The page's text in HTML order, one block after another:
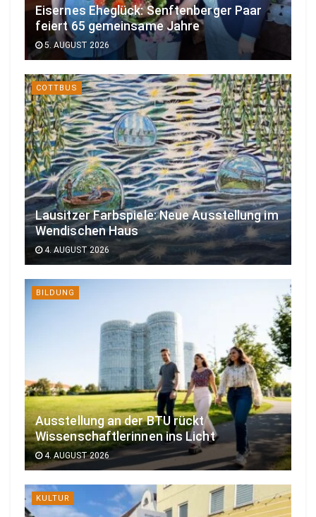
Eisernes Eheglück: Senftenberger Paar
feiert 65 gemeinsame Jahre
5. AUGUST 2026
COTTBUS
Lausitzer Farbspiele: Neue Ausstellung im
Wendischen Haus
4. AUGUST 2026
BILDUNG
Ausstellung an der BTU rückt
Wissenschaftlerinnen ins Licht
4. AUGUST 2026
KULTUR